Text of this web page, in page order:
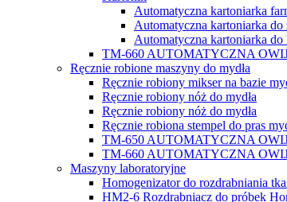
Automatyczna kartoniarka
Automatyczna kartoniarka
Automatyczna kartoniarka
TM-660 AUTOMATYCZNA
Ręcznie robione maszyny do mydła
Ręcznie robiony mikser na bazie
Ręcznie robiony nóż do mydła
Ręcznie robiony nóż do mydła
Ręcznie robiona stempel do pras
TM-650 AUTOMATYCZNA
TM-660 AUTOMATYCZNA
Maszyny laboratoryjne
Homogenizator do rozdrabniania
HM2-6 Rozdrabniacz do próbek